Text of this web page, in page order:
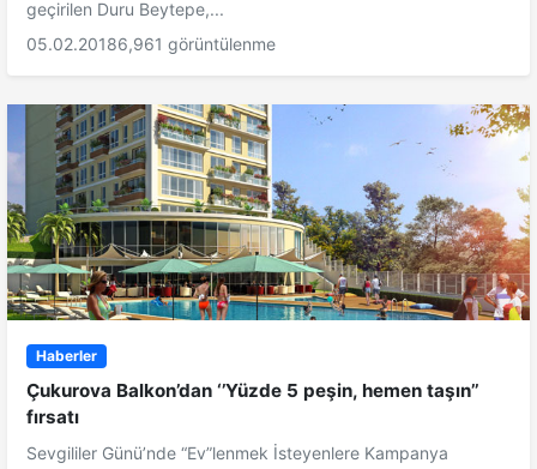
geçirilen Duru Beytepe,...
05.02.20186,961 görüntülenme
Haberler
Çukurova Balkon’dan ‘’Yüzde 5 peşin, hemen taşın’’
fırsatı
Sevgililer Günü’nde “Ev”lenmek İsteyenlere Kampanya